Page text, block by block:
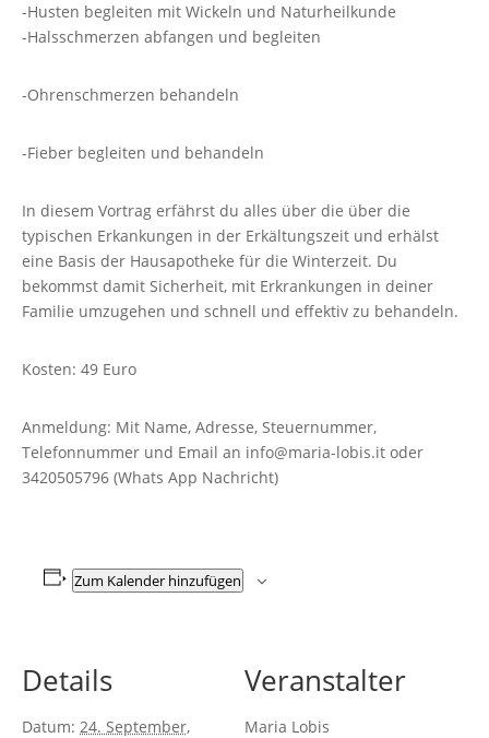
-Husten begleiten mit Wickeln und Naturheilkunde
-Halsschmerzen abfangen und begleiten
-Ohrenschmerzen behandeln
-Fieber begleiten und behandeln
In diesem Vortrag erfährst du alles über die über die
typischen Erkankungen in der Erkältungszeit und erhälst
eine Basis der Hausapotheke für die Winterzeit. Du
bekommst damit Sicherheit, mit Erkrankungen in deiner
Familie umzugehen und schnell und effektiv zu behandeln.
Kosten: 49 Euro
Anmeldung: Mit Name, Adresse, Steuernummer,
Telefonnummer und Email an info@maria-lobis.it oder
3420505796 (Whats App Nachricht)
Zum Kalender hinzufügen
Details
Datum: 24. September,
Veranstalter
Maria Lobis